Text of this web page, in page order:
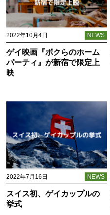
2022年10月4日 NEWS
ゲイ映画『ボクらのホーム
パーティ』が新宿で限定上
映
2022年7月16日 NEWS
スイス初、ゲイカップルの
挙式